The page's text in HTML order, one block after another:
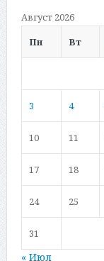
Август 2026
Пн
Вт
3 4
10 11
17 18
24 25
31
« Июл